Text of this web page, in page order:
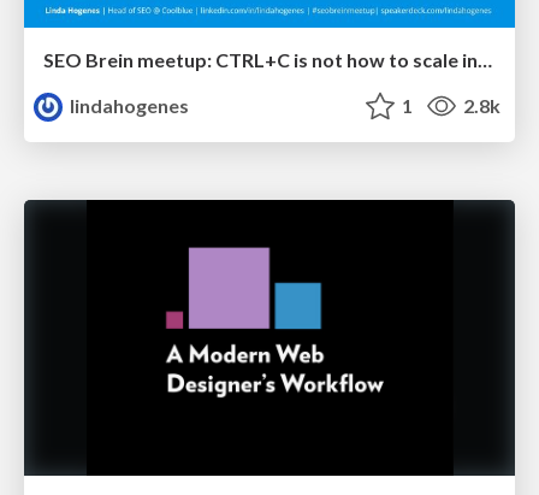
SEO Brein meetup: CTRL+C is not how to scale international SEO
lindahogenes
1 2.8k